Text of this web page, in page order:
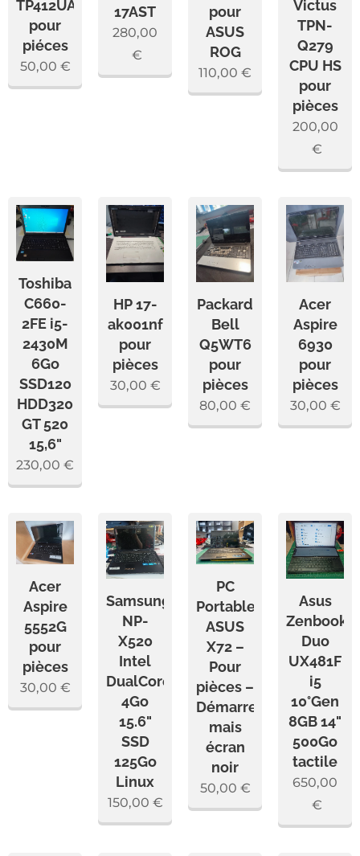
TP412UA
pour
piéces
50,00 €
17AST
280,00
€
pour
ASUS
ROG
110,00 €
Victus
TPN-
Q279
CPU HS
pour
pièces
200,00
€
Toshiba
C660-
2FE i5-
2430M
6Go
SSD120
HDD320
GT 520
15,6"
230,00 €
HP 17-
ak001nf
pour
pièces
30,00 €
Packard
Bell
Q5WT6
pour
pièces
80,00 €
Acer
Aspire
6930
pour
pièces
30,00 €
Acer
Aspire
5552G
pour
pièces
30,00 €
Samsung
NP-
X520
Intel
DualCore,
4Go
15.6"
SSD
125Go
Linux
150,00 €
PC
Portable
ASUS
X72 –
Pour
pièces –
Démarre
mais
écran
noir
50,00 €
Asus
Zenbook
Duo
UX481F
i5
10°Gen
8GB 14"
500Go
tactile
650,00
€